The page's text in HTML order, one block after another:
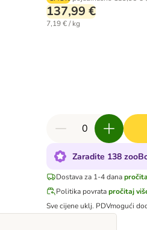
137,99 €
7,19 € / kg
Zaradite 138
Dostava za 1-4 dana
Politika povrata pročitaj
Sve cijene uklj. PDVmogući